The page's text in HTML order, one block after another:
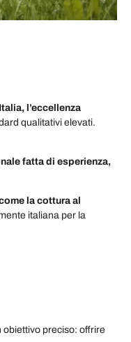
l’eccellenza
qualitativi elevati.
fatta di esperienza,
la cottura al
italiana per la
obiettivo preciso: offrire